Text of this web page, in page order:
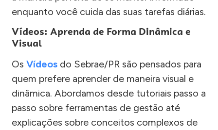
enquanto você cuida das suas tarefas diárias.
Vídeos: Aprenda de Forma Dinâmica e
Visual
Os Vídeos do Sebrae/PR são pensados para
quem prefere aprender de maneira visual e
dinâmica. Abordamos desde tutoriais passo a
passo sobre ferramentas de gestão até
explicações sobre conceitos complexos de